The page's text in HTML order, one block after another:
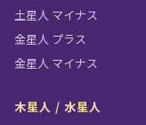
土星人 マイナス
金星人 プラス
金星人 マイナス
木星人 / 水星人